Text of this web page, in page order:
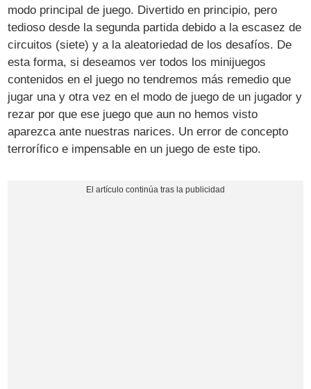
modo principal de juego. Divertido en principio, pero
tedioso desde la segunda partida debido a la escasez de
circuitos (siete) y a la aleatoriedad de los desafíos. De
esta forma, si deseamos ver todos los minijuegos
contenidos en el juego no tendremos más remedio que
jugar una y otra vez en el modo de juego de un jugador y
rezar por que ese juego que aun no hemos visto
aparezca ante nuestras narices. Un error de concepto
terrorífico e impensable en un juego de este tipo.